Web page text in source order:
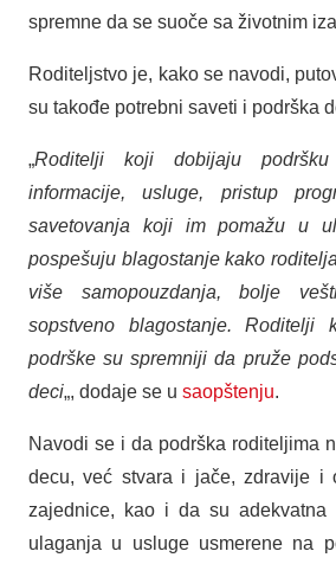
spremne da se suoče sa životnim
Roditeljstvo je, kako se navodi,
su takođe potrebni saveti i podrška
„Roditelji koji dobijaju
informacije, usluge, pristup
savetovanja koji im pomažu u
pospešuju blagostanje kako
više samopouzdanja, bolje
sopstveno blagostanje.
podrške su spremniji da pruže
deci„, dodaje se u saopštenju.
Navodi se i da podrška roditeljima
decu, već stvara i jače, zdravije i
zajednice, kao i da su adekvatna
ulaganja u usluge usmerene na